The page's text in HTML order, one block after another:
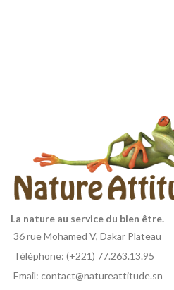
La nature au service du bien être.
36 rue Mohamed V, Dakar Plateau
Téléphone: (+221) 77.263.13.95
Email: contact@natureattitude.sn